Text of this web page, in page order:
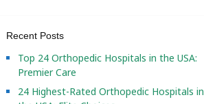
Recent Posts
Top 24 Orthopedic Hospitals in the USA:
Premier Care
24 Highest-Rated Orthopedic Hospitals in